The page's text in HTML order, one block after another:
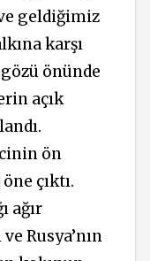
geldiğimiz
karşı
önünde
açık
ön
çıktı.
ağır
Rusya’nın